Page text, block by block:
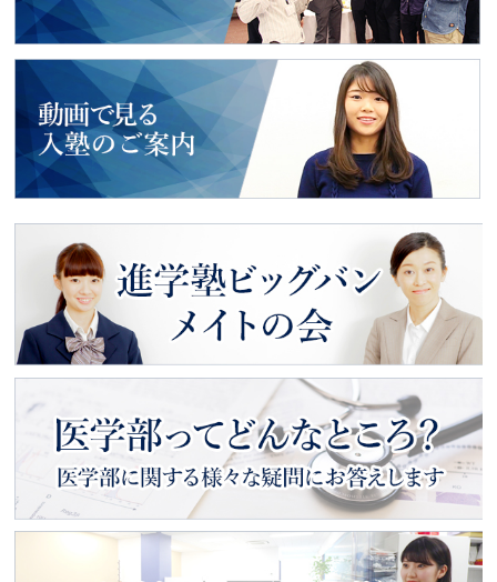
2018年度入試
最新合格者の声
入塾のご案内
進学塾ビッグバン
メイトの会
医学部ってどんなところ？医学部に関する様々な疑問にお